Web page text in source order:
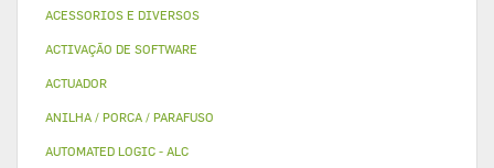
ACESSORIOS E DIVERSOS
ACTIVAÇÃO DE SOFTWARE
ACTUADOR
ANILHA / PORCA / PARAFUSO
AUTOMATED LOGIC - ALC